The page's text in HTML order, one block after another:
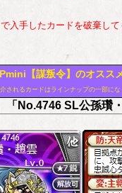
入手したカードを破棄して
【謀叛令】のオスス
されるカードはラインナップの一部にな
「No.4746 SL公孫瓚